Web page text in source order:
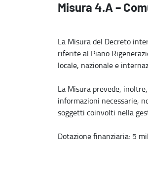
Misura 4.A –
La Misura del Decreto
riferite al Piano
locale, nazionale e
La Misura prevede,
informazioni necessarie,
soggetti coinvolti nella
Dotazione finanziaria: 5